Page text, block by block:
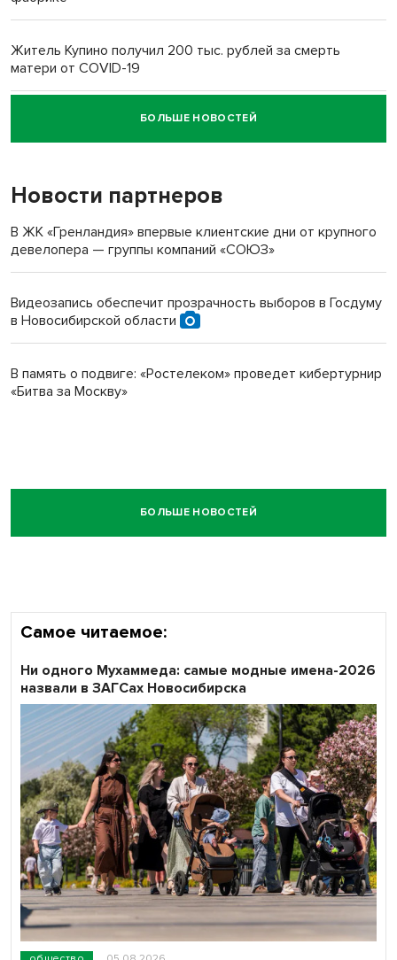
Житель Купино получил 200 тыс. рублей за смерть
матери от COVID-19
Новосибирский суд наказал водителя за смерть
пенсионерки на вокзале
БОЛЬШЕ НОВОСТЕЙ
Новости партнеров
В ЖК «Гренландия» впервые клиентские дни от крупного
девелопера — группы компаний «СОЮЗ»
Видеозапись обеспечит прозрачность выборов в Госдуму
в Новосибирской области
В память о подвиге: «Ростелеком» проведет кибертурнир
«Битва за Москву»
БОЛЬШЕ НОВОСТЕЙ
Самое читаемое:
Ни одного Мухаммеда: самые модные имена-2026
назвали в ЗАГСах Новосибирска